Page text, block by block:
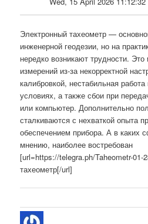
Электронный тахеометр —
инженерной геодезии, но на
нередко возникают трудности.
измерений из-за некорректной
калибровкой, нестабильная
условиях, а также сбои при
или компьютер. Дополнительно
сталкиваются с нехваткой опыта
обеспечением прибора. А в каких
мнению, наиболее востребован
[url=https://telegra.ph/Taheometr-01-
тахеометр[/url]